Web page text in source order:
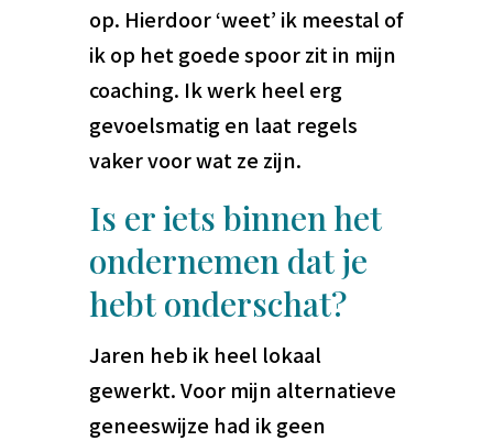
op. Hierdoor ‘weet’ ik meestal of
ik op het goede spoor zit in mijn
coaching. Ik werk heel erg
gevoelsmatig en laat regels
vaker voor wat ze zijn.
Is er iets binnen het
ondernemen dat je
hebt onderschat?
Jaren heb ik heel lokaal
gewerkt. Voor mijn alternatieve
geneeswijze had ik geen